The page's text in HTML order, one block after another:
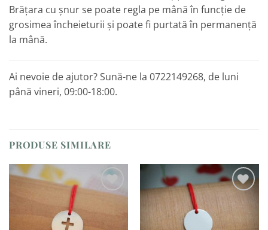
Brățara cu șnur se poate regla pe mână în funcție de
grosimea încheieturii și poate fi purtată în permanență
la mână.
Ai nevoie de ajutor? Sună-ne la 0722149268, de luni
până vineri, 09:00-18:00.
PRODUSE SIMILARE
la
Adaugă
Favorite